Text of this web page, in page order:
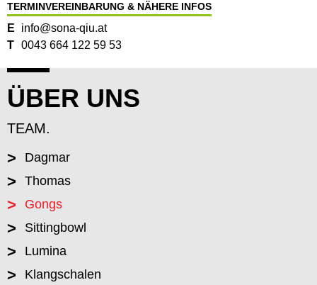
TERMINVEREINBARUNG & NÄHERE INFOS
E
info@sona-qiu.at
T 0043 664 122 59 53
ÜBER UNS
TEAM.
> Dagmar
> Thomas
> Gongs
> Sittingbowl
> Lumina
> Klangschalen